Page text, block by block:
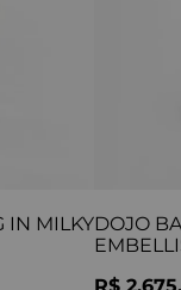
IN MILKYDOJO